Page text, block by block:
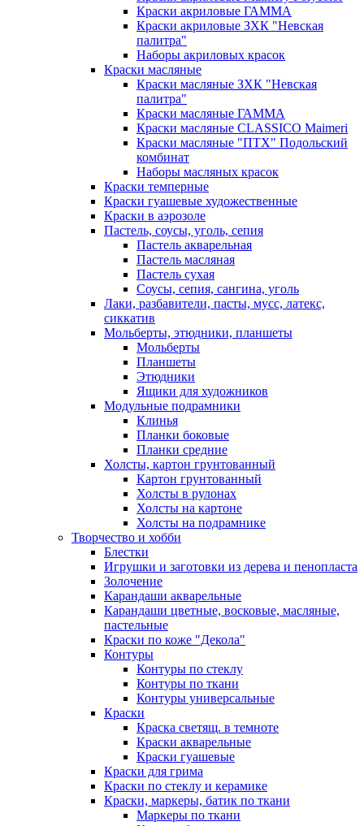
Краски акриловые ГАММА
Краски акриловые ЗХК "Невская
палитра"
Наборы акриловых красок
Краски масляные
Краски масляные ЗХК "Невская
палитра"
Краски масляные ГАММА
Краски масляные CLASSICO Maimeri
Краски масляные "ПТХ" Подольский
комбинат
Наборы масляных красок
Краски темперные
Краски гуашевые художественные
Краски в аэрозоле
Пастель, соусы, уголь, сепия
Пастель акварельная
Пастель масляная
Пастель сухая
Соусы, сепия, сангина, уголь
Лаки, разбавители, пасты, мусс, латекс,
сиккатив
Мольберты, этюдники, планшеты
Мольберты
Планшеты
Этюдники
Ящики для художников
Модульные подрамники
Клинья
Планки боковые
Планки средние
Холсты, картон грунтованный
Картон грунтованный
Холсты в рулонах
Холсты на картоне
Холсты на подрамнике
Творчество и хобби
Блестки
Игрушки и заготовки из дерева и пенопласта
Золочение
Карандаши акварельные
Карандаши цветные, восковые, масляные,
пастельные
Краски по коже "Декола"
Контуры
Контуры по стеклу
Контуры по ткани
Контуры универсальные
Краски
Краска светящ. в темноте
Краски акварельные
Краски гуашевые
Краски для грима
Краски по стеклу и керамике
Краски, маркеры, батик по ткани
Маркеры по ткани